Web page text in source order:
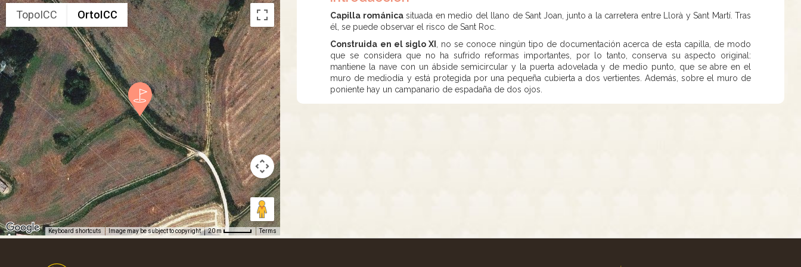
TopoICC OrtoICC
Keyboard shortcuts Image may be subject to copyright 20 m Terms
Capilla románicasituada en medio del llano de Sant Joan, junto a la carretera entre Llorà y Sant Martí. Tras
él, se puede observar el risco de Sant Roc.
Construida en el siglo XI
, no se conoce ningún tipo de documentación acerca de esta capilla, de modo
que se considera que no ha sufrido reformas importantes, por lo tanto, conserva su aspecto original:
mantiene la nave con un ábside semicircular y la puerta adovelada y de medio punto, que se abre en el
muro de mediodía y está protegida por una pequeña cubierta a dos vertientes. Además, sobre el muro de
poniente hay un campanario de espadaña de dos ojos.